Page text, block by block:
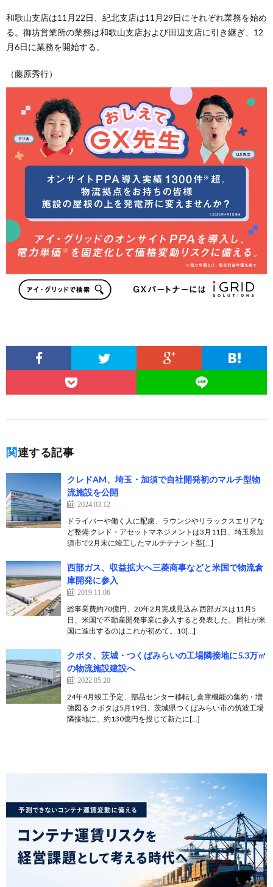
和歌山支店は11月22日、紀北支店は11月29日にそれぞれ業務を始め
る。御坊営業所の業務は和歌山支店および田辺支店に引き継ぎ、12
月6日に業務を開始する。
（藤原秀行）
関連する記事
クレドAM、埼玉・加須で自社開発初のマルチ型物
流施設を公開
2024.03.12
ドライバーや働く人に配慮、ラウンジやリラックスエリアな
ど整備 クレド・アセットマネジメントは3月11日、埼玉県加
須市で2月末に竣工したマルチテナント型[…]
西部ガス、収益拡大へ三菱商事などと米国で物流倉
庫開発に参入
2019.11.06
総事業費約70億円、20年2月完成見込み 西部ガスは11月5
日、米国で不動産開発事業に参入すると発表した。 同社が米
国に進出するのはこれが初めて。10[…]
クボタ、茨城・つくばみらいの工場隣接地に5.3万㎡
の物流施設建設へ
2022.05.20
24年4月竣工予定、部品センター移転し倉庫機能の集約・増
強図る クボタは5月19日、茨城県つくばみらい市の筑波工場
隣接地に、約130億円を投じて新たに[…]